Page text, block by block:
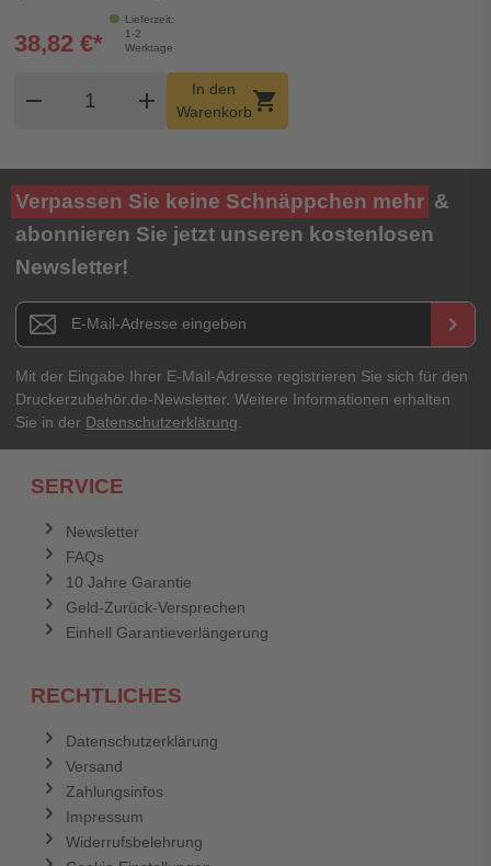
Lieferzeit:
1-2
Werktage
38,82 €*
remove
Produkt Warenkorb Menge
add
In den
Warenkorbshopping_cart
Verpassen Sie keine Schnäppchen mehr &
abonnieren Sie jetzt unseren kostenlosen
Newsletter!
Newsletter E-Mail Adresse keyboard_arrow_right
Mit der Eingabe Ihrer E-Mail-Adresse registrieren Sie sich für den
Druckerzubehör.de-Newsletter. Weitere Informationen erhalten
Sie in der Datenschutzerklärung
SERVICE
Newsletter
FAQs
10 Jahre Garantie
Geld-Zurück-Versprechen
Einhell Garantieverlängerung
RECHTLICHES
Datenschutzerklärung
Versand
Zahlungsinfos
Impressum
Widerrufsbelehrung